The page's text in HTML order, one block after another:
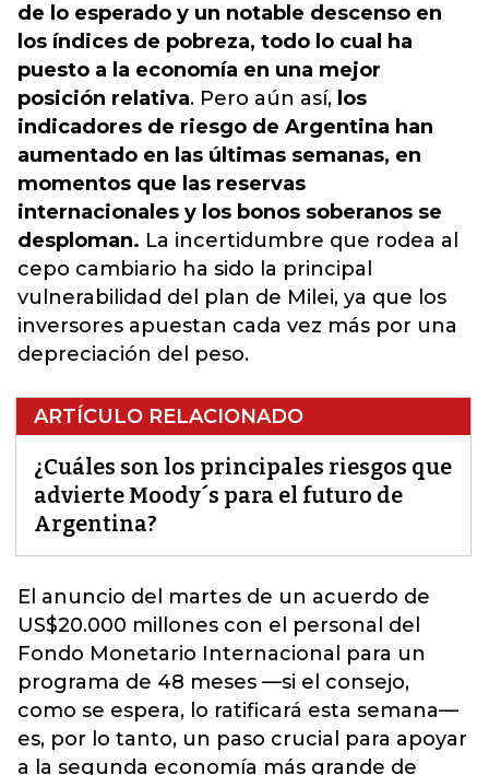
de lo esperado y un notable descenso en
los índices de pobreza, todo lo cual ha
puesto a la economía en una mejor
posición relativa. Pero aún así, los
indicadores de riesgo de Argentina han
aumentado en las últimas semanas, en
momentos que las reservas
internacionales y los bonos soberanos se
desploman. La incertidumbre que rodea al
cepo cambiario ha sido la principal
vulnerabilidad del plan de Milei, ya que los
inversores apuestan cada vez más por una
depreciación del peso.
ARTÍCULO RELACIONADO
¿Cuáles son los principales riesgos que
advierte Moody´s para el futuro de
Argentina?
El anuncio del martes de un acuerdo de
US$20.000 millones con el personal del
Fondo Monetario Internacional para un
programa de 48 meses —si el consejo,
como se espera, lo ratificará esta semana—
es, por lo tanto, un paso crucial para apoyar
a la segunda economía más grande de